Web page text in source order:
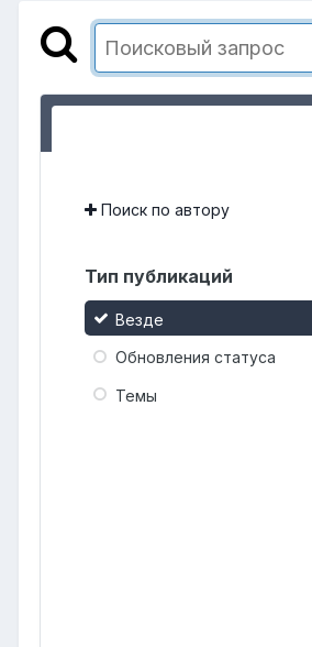
Поиск по автору
Тип публикаций
Везде
Обновления статуса
Темы